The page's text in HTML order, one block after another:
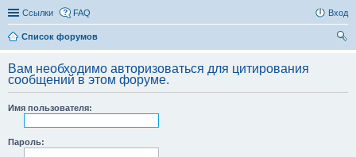
Ссылки FAQ Вход
Список форумов
Вам необходимо авторизоваться для цитирования
сообщений в этом форуме.
Имя пользователя:
Пароль: